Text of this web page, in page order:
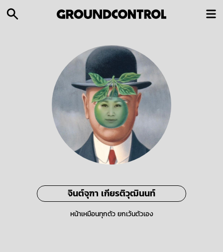
จินต์จุฑา เกียรติวุฒินนท์
หน้าเหมือนทุกตัว ยกเว้นตัวเอง